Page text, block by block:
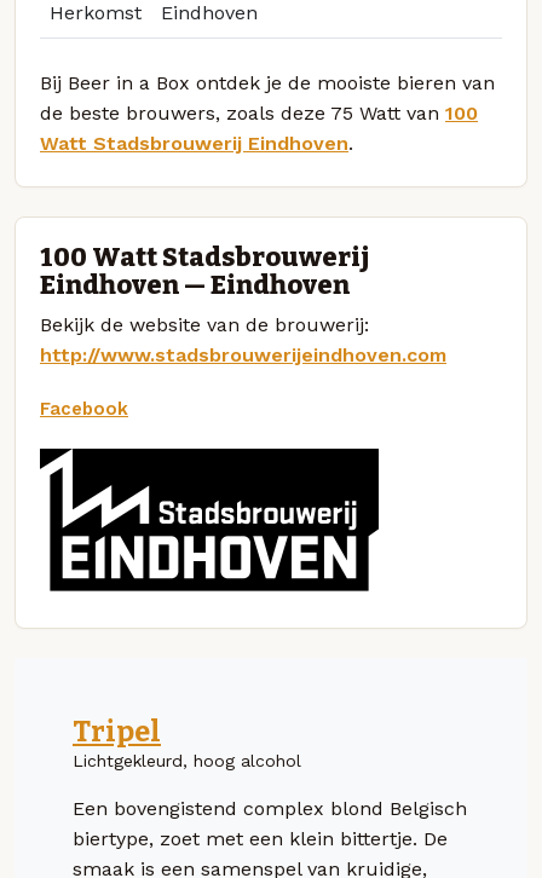
Herkomst Eindhoven
Bij Beer in a Box ontdek je de mooiste bieren van
de beste brouwers, zoals deze 75 Watt van 100
Watt Stadsbrouwerij Eindhoven.
100 Watt Stadsbrouwerij
Eindhoven — Eindhoven
Bekijk de website van de brouwerij:
http://www.stadsbrouwerijeindhoven.com
Facebook
Tripel
Lichtgekleurd, hoog alcohol
Een bovengistend complex blond Belgisch
biertype, zoet met een klein bittertje. De
smaak is een samenspel van kruidige,